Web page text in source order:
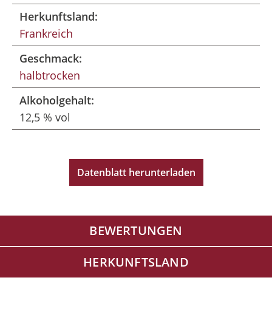
Herkunftsland:
Frankreich
Geschmack:
halbtrocken
Alkoholgehalt:
12,5 % vol
Datenblatt herunterladen
BEWERTUNGEN
HERKUNFTSLAND